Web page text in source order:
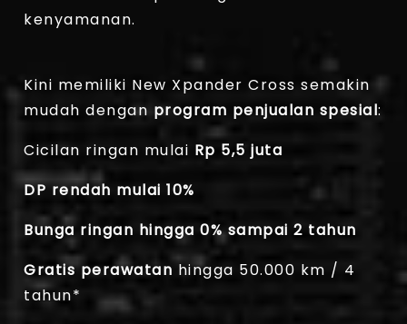
kenyamanan.
Kini memiliki New Xpander Cross semakin
mudah dengan program penjualan spesial:
Cicilan ringan mulai Rp 5,5 juta
DP rendah mulai 10%
Bunga ringan hingga 0% sampai 2 tahun
Gratis perawatan hingga 50.000 km / 4
tahun*